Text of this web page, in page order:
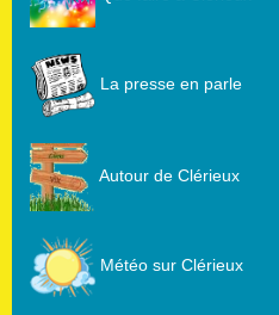
La presse en parle
Autour de Clérieux
Météo sur Clérieux